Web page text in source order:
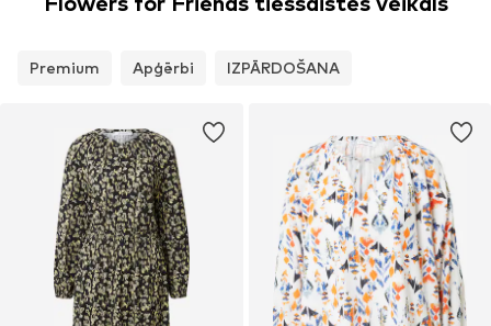
Premium Apģērbi IZPĀRDOŠANA